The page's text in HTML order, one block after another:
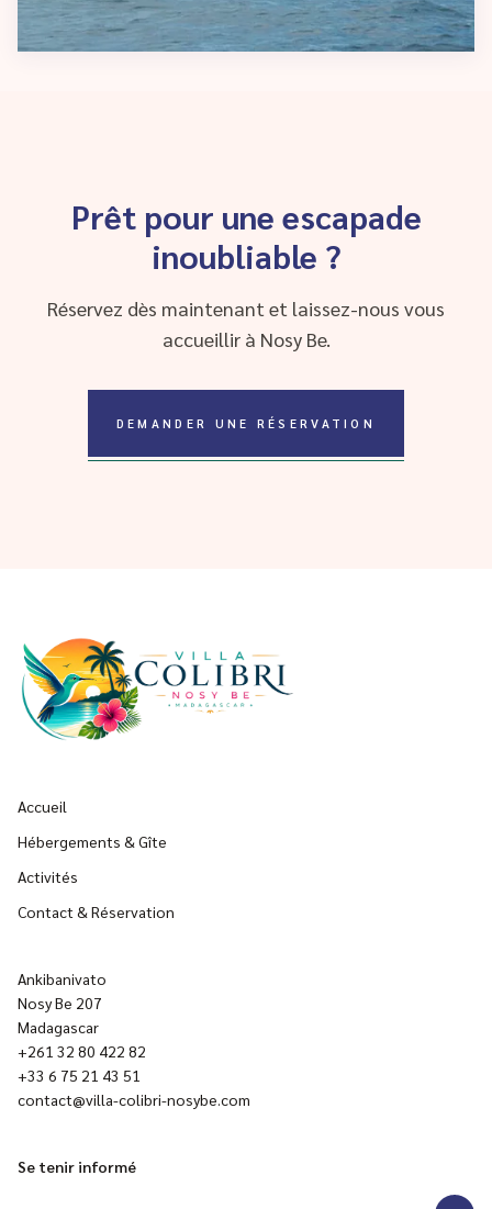
Prêt pour une escapade
inoubliable ?
Réservez dès maintenant et laissez-nous vous
accueillir à Nosy Be.
DEMANDER UNE RÉSERVATION
Accueil
Hébergements & Gîte
Activités
Contact & Réservation
Ankibanivato
Nosy Be 207
Madagascar
+261 32 80 422 82
+33 6 75 21 43 51
contact@villa-colibri-nosybe.com
Se tenir informé